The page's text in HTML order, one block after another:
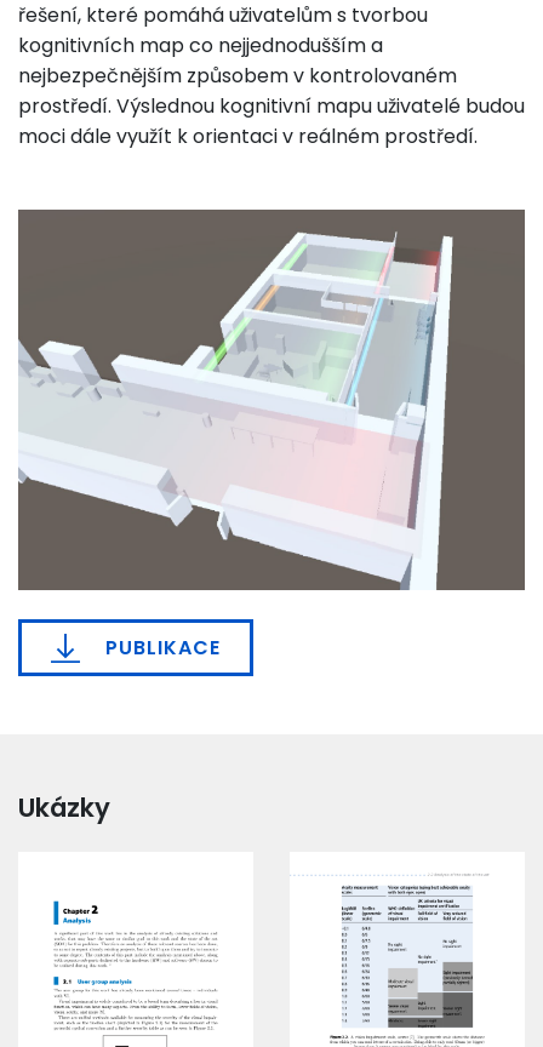
řešení, které pomáhá uživatelům s tvorbou
kognitivních map co nejjednodušším a
nejbezpečnějším způsobem v kontrolovaném
prostředí. Výslednou kognitivní mapu uživatelé budou
moci dále využít k orientaci v reálném prostředí.
PUBLIKACE
Ukázky